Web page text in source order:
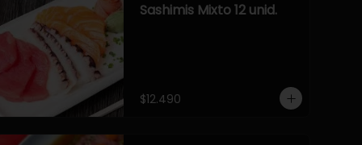
Sashimis Mixto 12 unid.
$12.490